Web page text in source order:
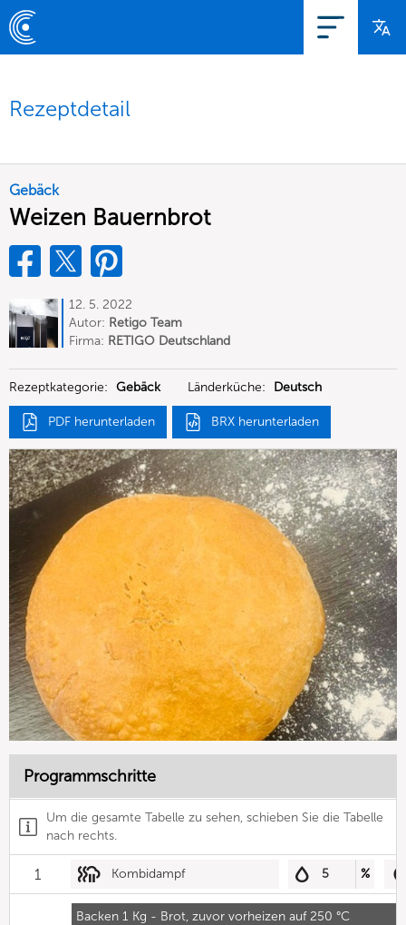
Rezeptdetail
Gebäck
Weizen Bauernbrot
12. 5. 2022
Autor: Retigo Team
Deutschland
Firma: RETIGO Deutschland
Rezeptkategorie: Gebäck Länderküche: Deutsch
PDF herunterladen BRX herunterladen
Programmschritte
Um die gesamte Tabelle zu sehen, schieben Sie die Tabelle
nach rechts.
1 Kombidampf 5 %
Backen 1 Kg - Brot, zuvor vorheizen auf 250 °C